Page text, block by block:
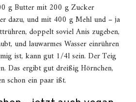
g Butter mit 200 g Zucker
dazu, und mit 400 g Mehl und – ja
doppelt soviel Anis zugeben,
und lauwarmes Wasser einrühren
ist, kann gut 1/4l sein. Der Teig
Das ergibt gut dreißig Hörnchen,
schon ein paar ißt.